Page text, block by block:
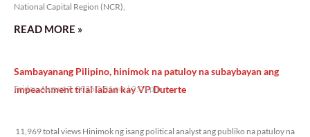
National Capital Region (NCR),
READ MORE »
Sambayanang Pilipino, hinimok na patuloy na subaybayan ang
impeachment trial laban kay VP Duterte
Friday, August 7, 2026 2:01 pm 2:01 pm
11,969 total views Hinimok ng isang political analyst ang publiko na patuloy na